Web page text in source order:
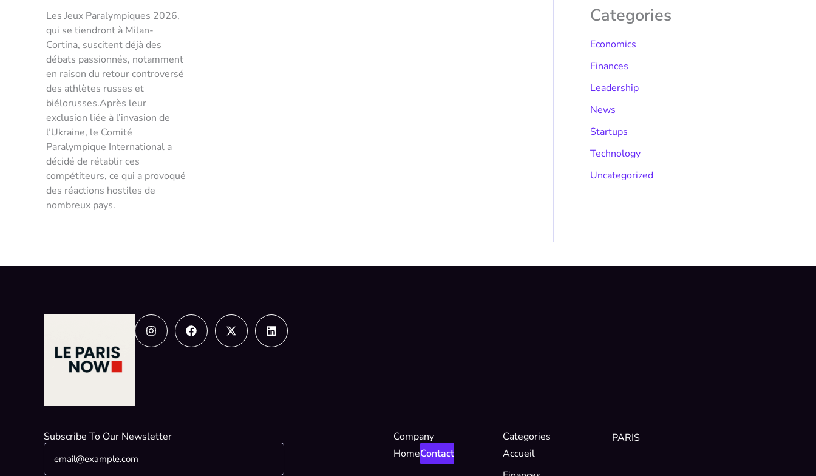
Les Jeux Paralympiques 2026,
qui se tiendront à Milan-
Cortina, suscitent déjà des
débats passionnés, notamment
en raison du retour controversé
des athlètes russes et
biélorusses.Après leur
exclusion liée à l’invasion de
l’Ukraine, le Comité
Paralympique International a
décidé de rétablir ces
compétiteurs, ce qui a provoqué
des réactions hostiles de
nombreux pays.
Categories
Economics
Finances
Leadership
News
Startups
Technology
Uncategorized
InstagramFacebookX-
twitter
Linkedin
Subscribe To Our Newsletter
E
a
E
a
Company
HomeContact
Categories
Accueil
PARIS